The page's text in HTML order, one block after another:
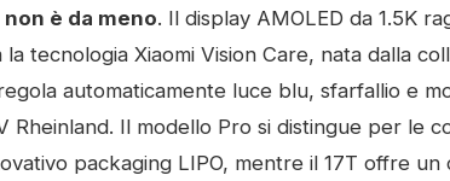
è da meno. Il display AMOLED da 1.5K
tecnologia Xiaomi Vision Care, nata dalla
automaticamente luce blu, sfarfallio e
Rheinland. Il modello Pro si distingue per le
packaging LIPO, mentre il 17T offre